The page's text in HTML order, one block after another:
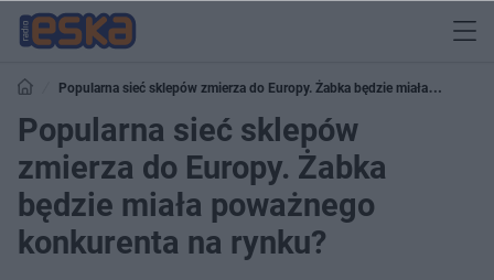
Popularna sieć sklepów zmierza do Europy. Żabka będzie miała
poważnego konkurenta na rynku?
Popularna sieć sklepów
zmierza do Europy. Żabka
będzie miała poważnego
konkurenta na rynku?